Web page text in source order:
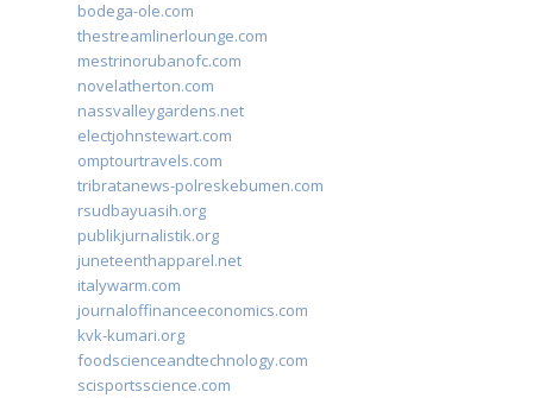
bodega-ole.com
thestreamlinerlounge.com
mestrinorubanofc.com
novelatherton.com
nassvalleygardens.net
electjohnstewart.com
omptourtravels.com
tribratanews-polreskebumen.com
rsudbayuasih.org
publikjurnalistik.org
juneteenthapparel.net
italywarm.com
journaloffinanceeconomics.com
kvk-kumari.org
foodscienceandtechnology.com
scisportsscience.com